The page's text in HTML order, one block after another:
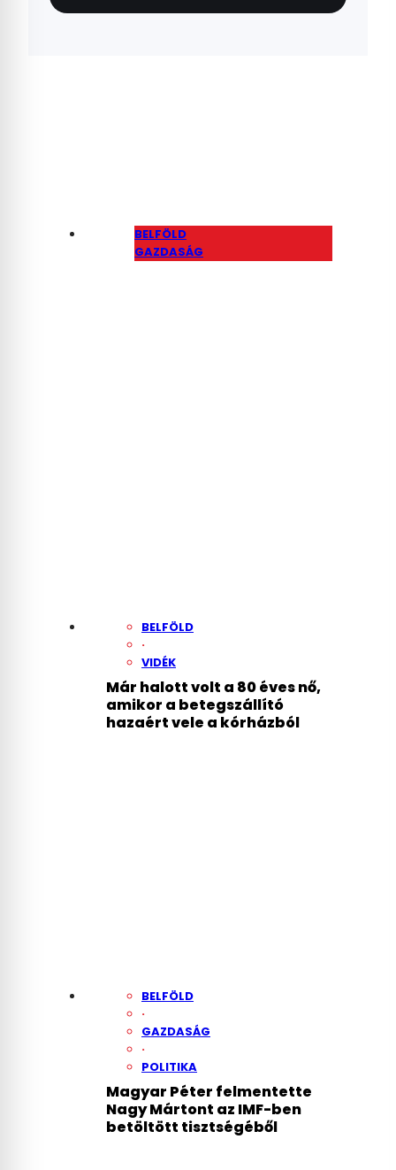
BELFÖLD
GAZDASÁG
BELFÖLD
·
VIDÉK
Már halott volt a 80 éves nő,
amikor a betegszállító
hazaért vele a kórházból
BELFÖLD
·
GAZDASÁG
·
POLITIKA
Magyar Péter felmentette
Nagy Mártont az IMF-ben
betöltött tisztségéből